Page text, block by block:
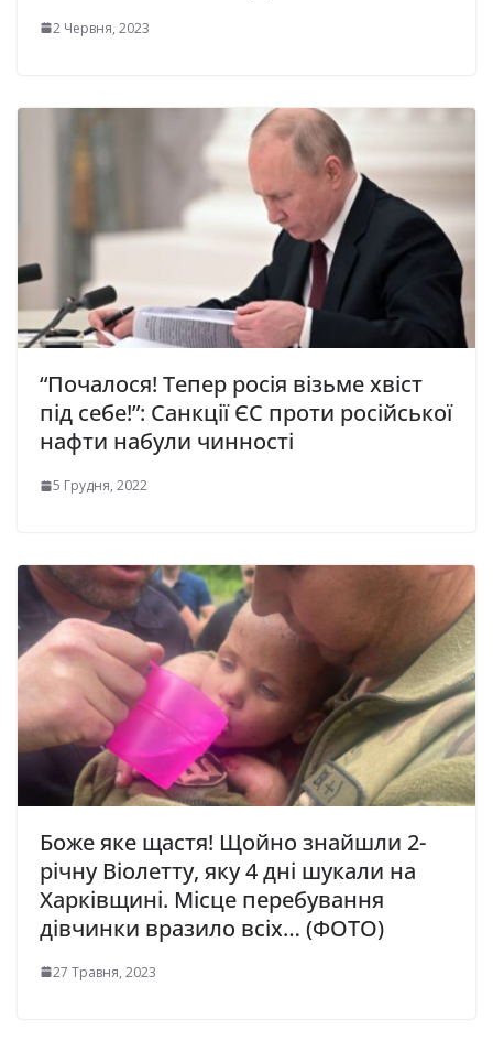
2 Червня, 2023
“Почалося! Тепер росія візьме хвіст
під себе!”: Санкції ЄС проти російської
нафти набули чинності
5 Грудня, 2022
Боже яке щастя! Щойно знайшли 2-
річну Віолетту, яку 4 дні шукали на
Харківщині. Місце перебування
дівчинки вразило всіх… (ФОТО)
27 Травня, 2023